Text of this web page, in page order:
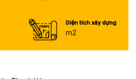
Diện tích xây dựng
m2